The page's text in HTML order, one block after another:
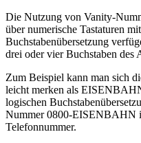
Die Nutzung von Vanity-
über numerische Tastaturen
Buchstabenübersetzung
drei oder vier Buchstaben des
Zum Beispiel kann man sich
leicht merken als
logischen
Nummer 0800-EISENBAHN
Telefonnummer.